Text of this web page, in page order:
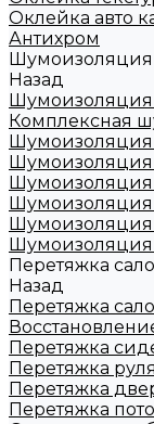
Оклейка авто
Антихром
Шумоизоляция
Назад
Шумоизоляция
Комплексная
Шумоизоляция
Шумоизоляция
Шумоизоляция
Шумоизоляция
Шумоизоляция
Перетяжка
Назад
Перетяжка
Перетяжка
Перетяжка руля
Перетяжка
Перетяжка